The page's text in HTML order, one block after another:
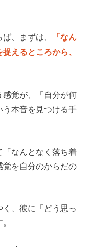
、まずは、
「なん
えるところから、
感覚が、「自分が何
う本音を見つける手
「なんとなく落ち着
を自分のからだの
、彼に「どう思っ